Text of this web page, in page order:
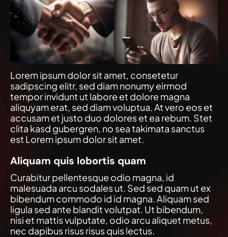
Lorem ipsum dolor sit amet, consetetur
sadipscing elitr, sed diam nonumy eirmod
tempor invidunt ut labore et dolore magna
aliquyam erat, sed diam voluptua. At vero eos et
accusam et justo duo dolores et ea rebum. Stet
clita kasd gubergren, no sea takimata sanctus
est Lorem ipsum dolor sit amet.
Aliquam quis lobortis quam
Curabitur pellentesque odio magna, id
malesuada arcu sodales ut. Sed sed quam ut ex
bibendum commodo id id magna. Aliquam sed
ligula sed ante blandit volutpat. Ut bibendum,
nisi et mattis vulputate, odio arcu aliquet metus,
nec dapibus risus risus quis lectus.